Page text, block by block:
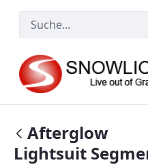
Zum Hauptinhalt springen
Afterglow
Lightsuit